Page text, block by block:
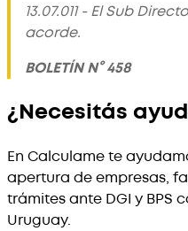
13.07.011 - El Sub
acorde.
BOLETÍN N° 458
¿Necesitás
En Calculame te
apertura de empresas,
trámites ante DGI y
Uruguay.